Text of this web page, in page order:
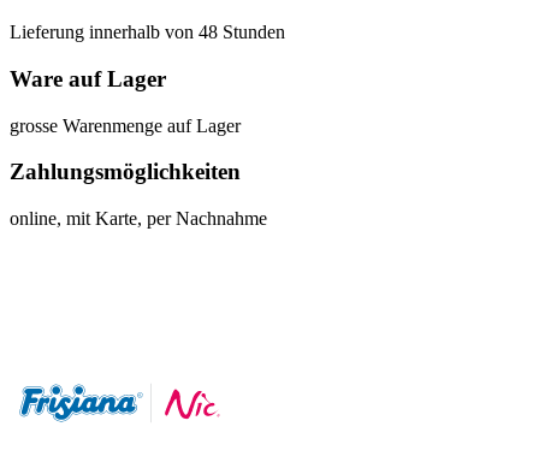
Lieferung innerhalb von 48 Stunden
Ware auf Lager
grosse Warenmenge auf Lager
Zahlungsmöglichkeiten
online, mit Karte, per Nachnahme